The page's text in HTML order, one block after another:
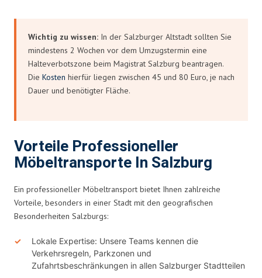
Wichtig zu wissen: In der Salzburger Altstadt sollten Sie
mindestens 2 Wochen vor dem Umzugstermin eine
Halteverbotszone beim Magistrat Salzburg beantragen.
Die Kosten hierfür liegen zwischen 45 und 80 Euro, je nach
Dauer und benötigter Fläche.
Vorteile Professioneller
Möbeltransporte In Salzburg
Ein professioneller Möbeltransport bietet Ihnen zahlreiche
Vorteile, besonders in einer Stadt mit den geografischen
Besonderheiten Salzburgs:
Lokale Expertise: Unsere Teams kennen die
Verkehrsregeln, Parkzonen und
Zufahrtsbeschränkungen in allen Salzburger Stadtteilen